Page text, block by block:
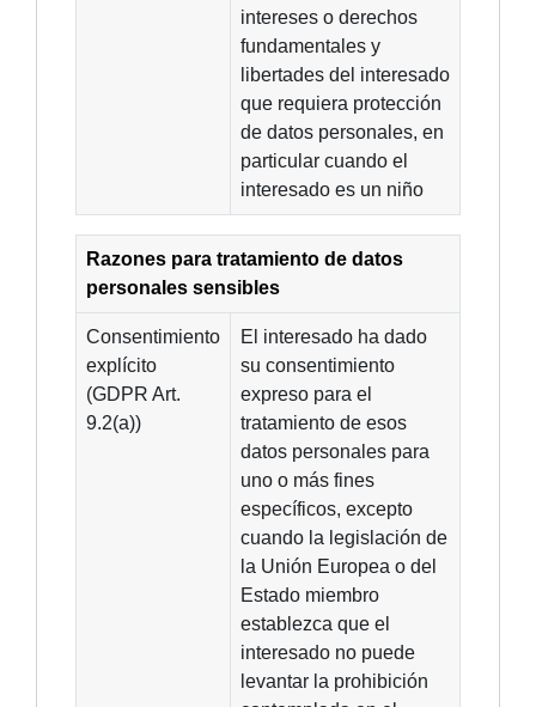
intereses o derechos
fundamentales y
libertades del interesado
que requiera protección
de datos personales, en
particular cuando el
interesado es un niño
Razones para tratamiento de datos
personales sensibles
Consentimiento
explícito
(GDPR Art.
9.2(a))
El interesado ha dado
su consentimiento
expreso para el
tratamiento de esos
datos personales para
uno o más fines
específicos, excepto
cuando la legislación de
la Unión Europea o del
Estado miembro
establezca que el
interesado no puede
levantar la prohibición